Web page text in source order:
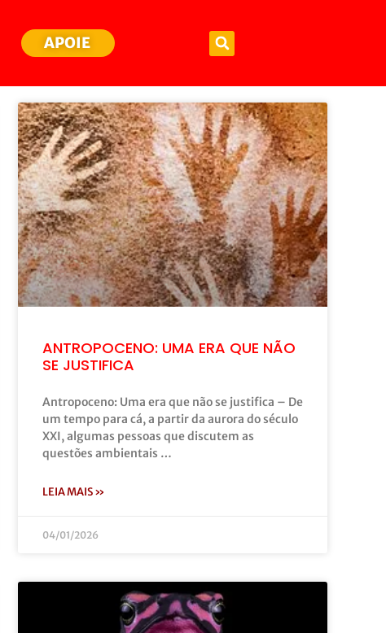
APOIE
ANTROPOCENO: UMA ERA QUE NÃO
SE JUSTIFICA
Antropoceno: Uma era que não se justifica – De
um tempo para cá, a partir da aurora do século
XXI, algumas pessoas que discutem as
questões ambientais …
LEIA MAIS »
04/01/2026